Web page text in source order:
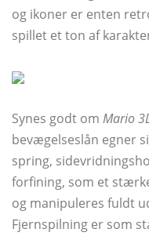
og ikoner er enten
spillet et ton af
Synes godt om Mario
bevægelseslån egner
spring,
forfining, som et
og manipuleres fuldt
Fjernspilning er som